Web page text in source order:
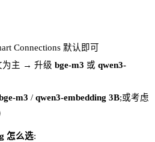
Connections 默认即可
为主 → 升级 bge-m3 或 qwen3-
m3 / qwen3-embedding 3B;或考虑
怎么选: